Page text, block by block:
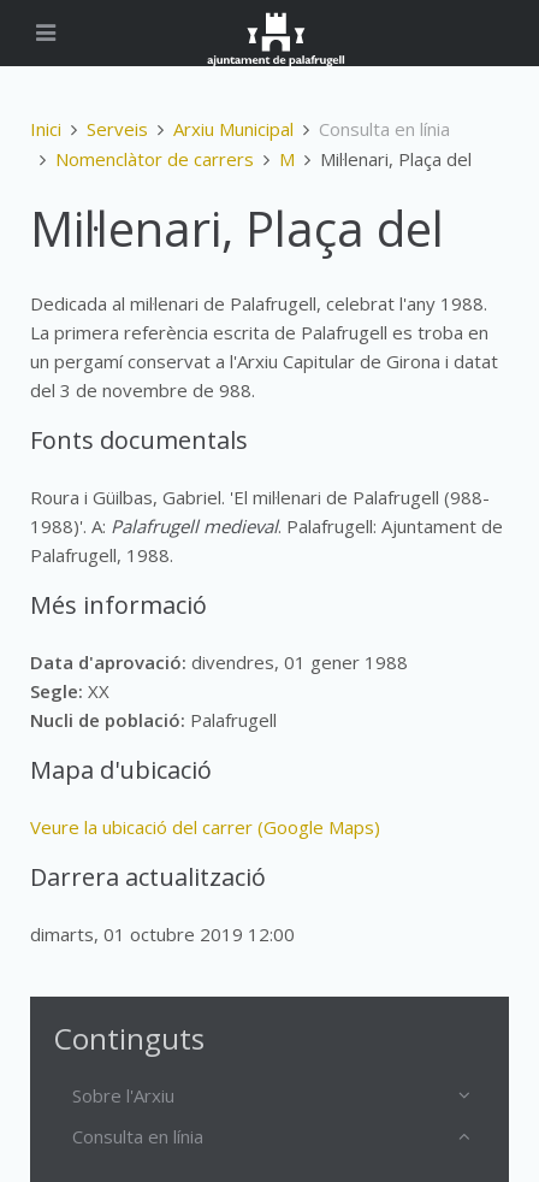
Inici Serveis Arxiu Municipal
Consulta en línia
Nomenclàtor de carrers
M Mil·lenari, Plaça del
Mil·lenari, Plaça del
Dedicada al mil·lenari de Palafrugell, celebrat l'any 1988.
La primera referència escrita de Palafrugell es troba en
un pergamí conservat a l'Arxiu Capitular de Girona i datat
del 3 de novembre de 988.
Fonts documentals
Roura i Güilbas, Gabriel. 'El mil·lenari de Palafrugell (988-
1988)'. A: Palafrugell medieval. Palafrugell: Ajuntament de
Palafrugell, 1988.
Més informació
Data d'aprovació: divendres, 01 gener 1988
Segle: XX
Nucli de població: Palafrugell
Mapa d'ubicació
Veure la ubicació del carrer (Google Maps)
Darrera actualització
dimarts, 01 octubre 2019 12:00
Continguts
Sobre l'Arxiu
Consulta en línia